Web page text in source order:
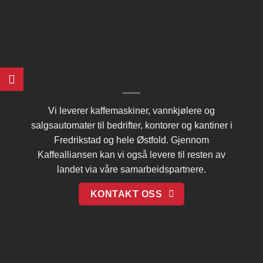
Vi leverer kaffemaskiner, vannkjølere og
salgsautomater til bedrifter, kontorer og kantiner i
Fredrikstad og hele Østfold. Gjennom
Kaffealliansen kan vi også levere til resten av
landet via våre samarbeidspartnere.
KONTAKT OSS